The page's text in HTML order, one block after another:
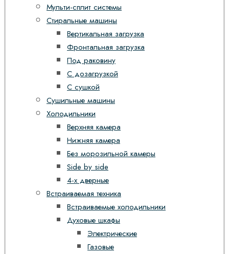
Мульти-сплит системы
Стиральные машины
Вертикальная загрузка
Фронтальная загрузка
Под раковину
С дозагрузкой
С сушкой
Сушильные машины
Холодильники
Верхняя камера
Нижняя камера
Без морозильной камеры
Side by side
4-х дверные
Встраиваемая техника
Встраиваемые холодильники
Духовые шкафы
Электрические
Газовые